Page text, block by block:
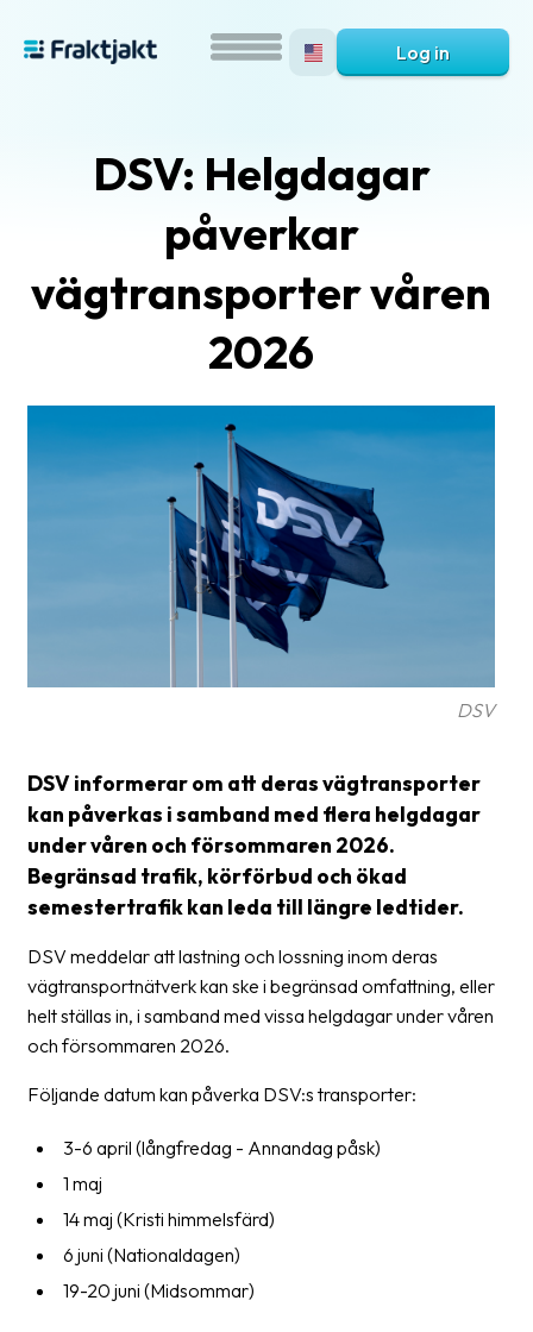
documents
Customs
declarations
Delivery
terms
Pickups
Manuals
Barcode
scanner
Support
the
company
Log in
DSV: Helgdagar
påverkar
vägtransporter våren
2026
DSV
DSV informerar om att deras vägtransporter
kan påverkas i samband med flera helgdagar
under våren och försommaren 2026.
Begränsad trafik, körförbud och ökad
semestertrafik kan leda till längre ledtider.
DSV meddelar att lastning och lossning inom deras
vägtransportnätverk kan ske i begränsad omfattning, eller
helt ställas in, i samband med vissa helgdagar under våren
och försommaren 2026.
Följande datum kan påverka DSV:s transporter:
3-6 april (långfredag - Annandag påsk)
1 maj
14 maj (Kristi himmelsfärd)
6 juni (Nationaldagen)
19-20 juni (Midsommar)